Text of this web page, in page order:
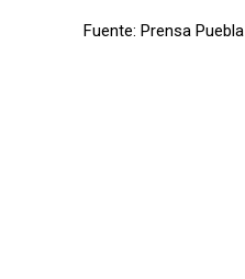
Fuente: Prensa Puebla